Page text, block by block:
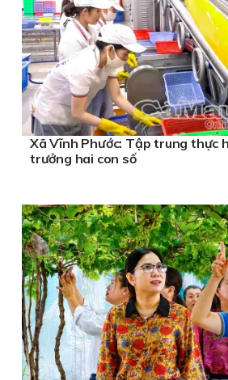
Xã Vĩnh Phước: Tập trung thực
trưởng hai con số